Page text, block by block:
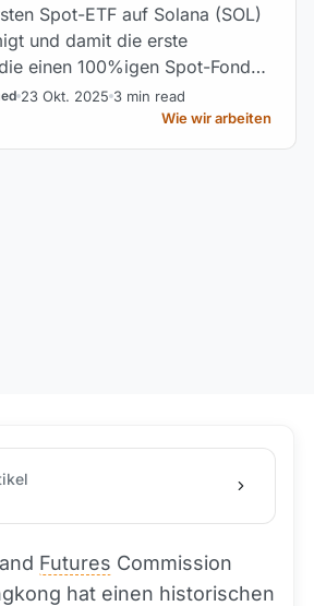
Spot-ETF auf Solana (SOL)
und damit die erste
einen 100%igen Spot-Fonds
23 Okt. 2025 3 min read
Wie wir arbeiten
Futures Commission
hat einen historischen